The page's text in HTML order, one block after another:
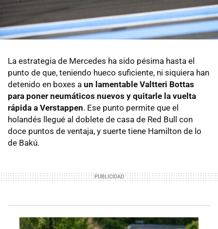
La estrategia de Mercedes ha sido pésima hasta el
punto de que, teniendo hueco suficiente, ni siquiera han
detenido en boxes a un lamentable Valtteri Bottas
para poner neumáticos nuevos y quitarle la vuelta
rápida a Verstappen. Ese punto permite que el
holandés llegué al doblete de casa de Red Bull con
doce puntos de ventaja, y suerte tiene Hamilton de lo
de Bakú.